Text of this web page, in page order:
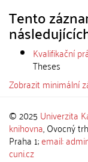
Tento
Kvalifikační
Theses
Zobrazit minimální
© 2025 Univerzita
knihovna, Ovocný
Praha 1;email:
cuni.cz